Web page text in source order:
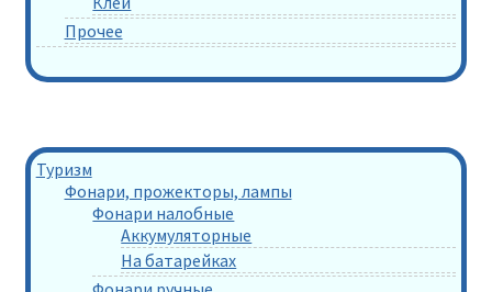
Прочее
Туризм
Фонари, прожекторы, лампы
Фонари налобные
Аккумуляторные
На батарейках